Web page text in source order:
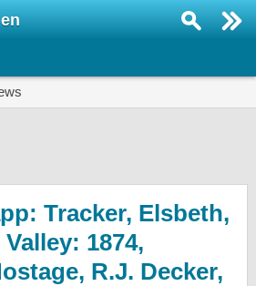
Tracker, Elsbeth,
1874,
R.J. Decker,
Veranstaltungen
KULTUR